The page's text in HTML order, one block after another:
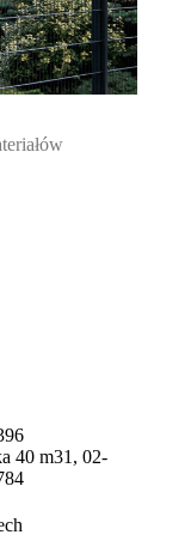
40 m31, 02-